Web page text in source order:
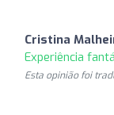
Cristina
Experiência
Esta opinião foi